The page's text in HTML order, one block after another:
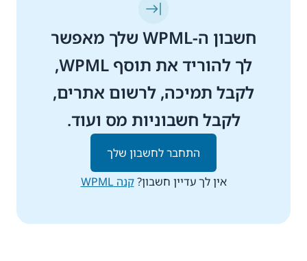
חשבון ה-WPML שלך מאפשר
לך להוריד את תוסף WPML,
לקבל תמיכה, לרשום אתרים,
לקבל חשבוניות מס ועוד.
התחבר לחשבון שלך
אין לך עדיין חשבון?קנה WPML